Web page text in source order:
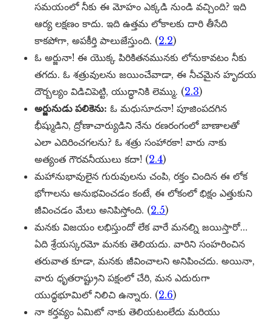
సమయంలో నీకు ఈ మోహం ఎక్కడి నుండి వచ్చింది? ఇది
ఆర్య లక్షణం కాదు. ఇది ఉత్తమ లోకాలకు దారి తీసేది
కాకపోగా, అపకీర్తి పాలుజేస్తుంది. (2.2)
ఓ అర్జునా! ఈ యొక్క పిరికితనమునకు లోనుకావటం నీకు
తగదు. ఓ శత్రువులను జయించేవాడా, ఈ నీచమైన హృదయ
దౌర్బల్యం విడిచిపెట్టి, యుద్ధానికి లెమ్ము. (2.3)
అర్జునుడు పలికెను: ఓ మధుసూదనా! పూజింపదగిన
భీష్ముడిని, ద్రోణాచార్యుడిని నేను రణరంగంలో బాణాలతో
ఎలా ఎదిరించగలను? ఓ శత్రు సంహారకా! వారు నాకు
అత్యంత గౌరవనీయులు కదా! (2.4)
మహానుభావులైన గురువులను చంపి, రక్తం చిందిన ఈ లోక
భోగాలను అనుభవించడం కంటే, ఈ లోకంలో భిక్షం ఎత్తుకుని
జీవించడం మేలు అనిపిస్తోంది. (2.5)
మనకు విజయం లభిస్తుందో లేక వారే మనల్ని జయిస్తారో…
ఏది శ్రేయస్కరమో మనకు తెలియదు. వారిని సంహరించిన
తరువాత కూడా, మనకు జీవించాలని అనిపించదు. అయినా,
వారు ధృతరాష్ట్రుని పక్షంలో చేరి, మన ఎదురుగా
యుద్ధభూమిలో నిలిచి ఉన్నారు. (2.6)
నా కర్తవ్యం ఏమిటో నాకు తెలియటంలేదు మరియు